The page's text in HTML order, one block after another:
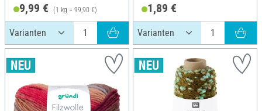
9,99 € (1 kg = 99,90 €) 1,89 €